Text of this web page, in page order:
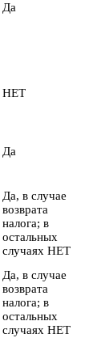
Да
НЕТ
Да
Да, в случае
возврата
налога; в
остальных
случаях НЕТ
Да, в случае
возврата
налога; в
остальных
случаях НЕТ